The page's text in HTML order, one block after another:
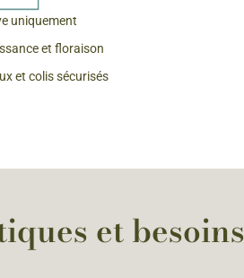
uniquement
et floraison
et colis sécurisés
et besoins